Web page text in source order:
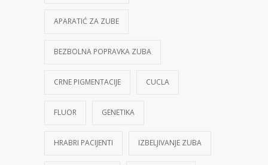
APARATIĆ ZA ZUBE
BEZBOLNA POPRAVKA ZUBA
CRNE PIGMENTACIJE CUCLA
FLUOR GENETIKA
HRABRI PACIJENTI IZBELJIVANJE ZUBA